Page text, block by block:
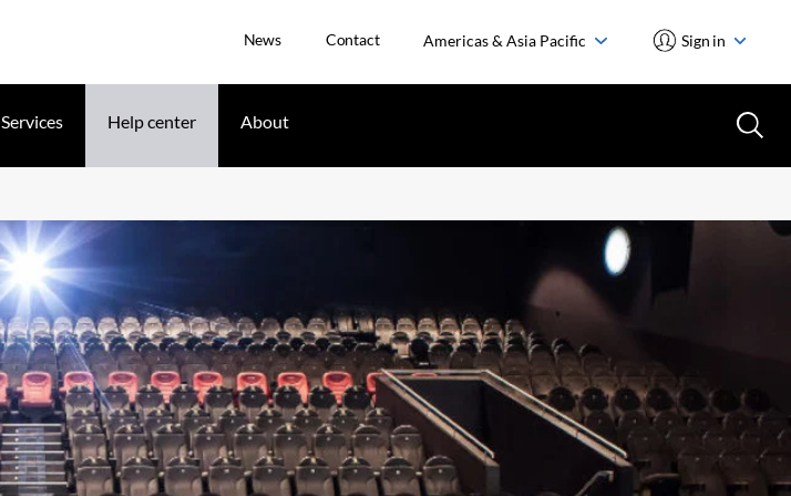
News Contact Americas & Asia Pacific Sign in
Services Help center About